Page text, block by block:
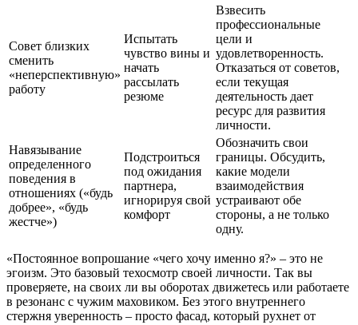
Совет близких
сменить
«неперспективную»
работу
Испытать
чувство вины и
начать
рассылать
резюме
Взвесить
профессиональные
цели и
удовлетворенность.
Отказаться от советов,
если текущая
деятельность дает
ресурс для развития
личности.
Навязывание
определенного
поведения в
отношениях («будь
добрее», «будь
жестче»)
Подстроиться
под ожидания
партнера,
игнорируя свой
комфорт
Обозначить свои
границы. Обсудить,
какие модели
взаимодействия
устраивают обе
стороны, а не только
одну.
«Постоянное вопрошание «чего хочу именно я?» – это не
эгоизм. Это базовый техосмотр своей личности. Так вы
проверяете, на своих ли вы оборотах движетесь или работаете
в резонанс с чужим маховиком. Без этого внутреннего
стержня уверенность – просто фасад, который рухнет от